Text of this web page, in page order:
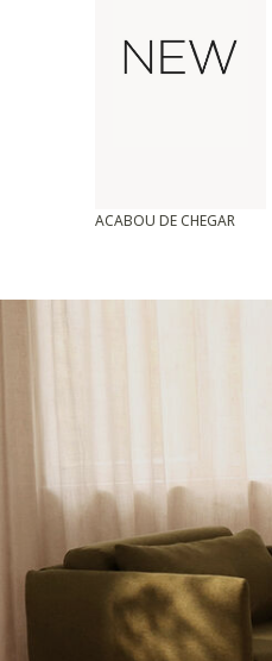
ACABOU DE CHEGAR